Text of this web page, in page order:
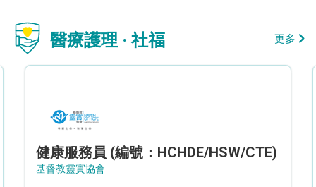
醫療護理 · 社福 更多
健康服務員 (編號：HCHDE/HSW/CTE)
基督教靈實協會